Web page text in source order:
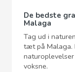
De bedste
Malaga
Tag ud i
tæt på Malaga.
voksne.